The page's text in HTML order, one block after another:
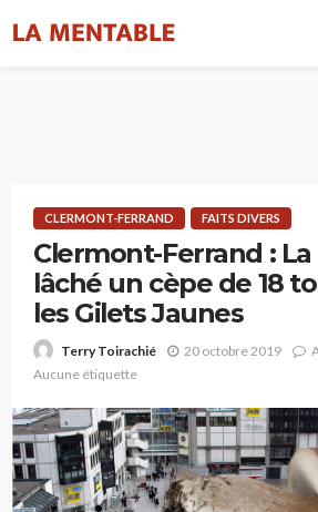
CLERMONT-FERRAND FAITS DIVERS
Clermont-Ferrand : La
lâché un cèpe de 18
les Gilets Jaunes
Terry Toirachié 20 octobre 2019
Aucune étiquette